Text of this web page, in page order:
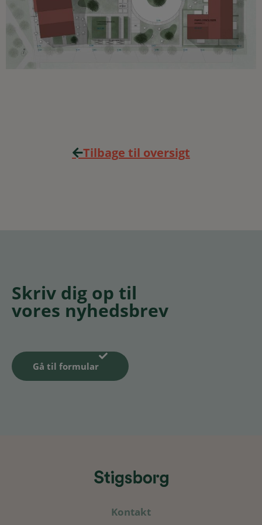
Tilbage til oversigt
Skriv dig op til
vores nyhedsbrev
Gå til formular
Kontakt